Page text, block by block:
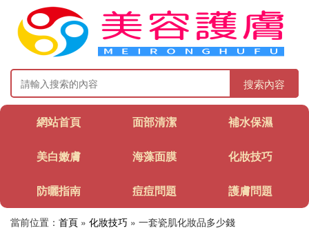
搜索內容
網站首頁 面部清潔 補水保濕
美白嫩膚 海藻面膜 化妝技巧
防曬指南 痘痘問題 護膚問題
當前位置： 首頁 » 化妝技巧 » 一套瓷肌化妝品多少錢